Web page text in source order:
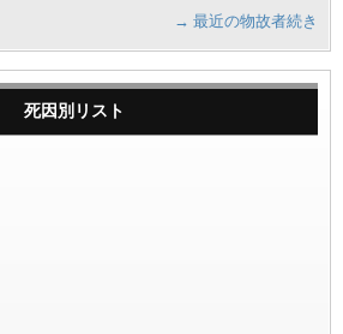
→ 最近の物故者続き
死因別リスト